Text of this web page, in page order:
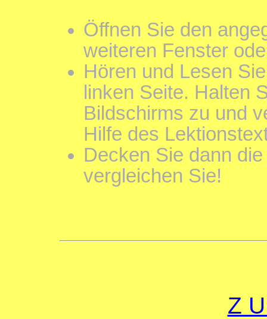
Öffnen Sie den
weiteren Fenster
Hören und Lesen
linken Seite. Halten
Bildschirms zu und
Hilfe des
Decken Sie dann
vergleichen Sie!
Z